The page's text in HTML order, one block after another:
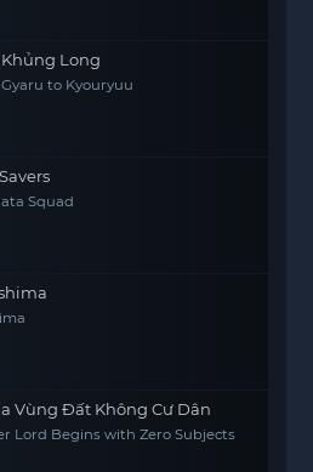
Khủng Long
to Kyouryuu
Squad
Vùng Đất Không Cư Dân
Lord Begins with Zero Subjects